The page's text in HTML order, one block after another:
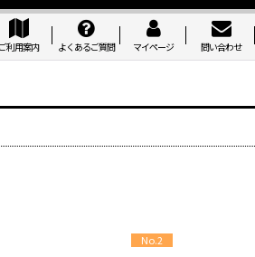
ご利用案内 よくあるご質問 マイページ 問い合わせ
No.2